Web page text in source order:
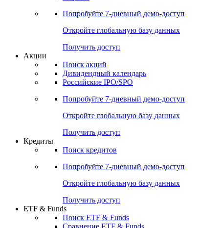
Cbonds Pages
Опросы
Попробуйте7-дневный
Откройте глобальную базу данных
Получить доступ
Поиск акций
Российские IPO/SPO
Попробуйте7-дневный
Откройте глобальную базу данных
Получить доступ
Поиск кредитов
Попробуйте7-дневный
Откройте глобальную базу данных